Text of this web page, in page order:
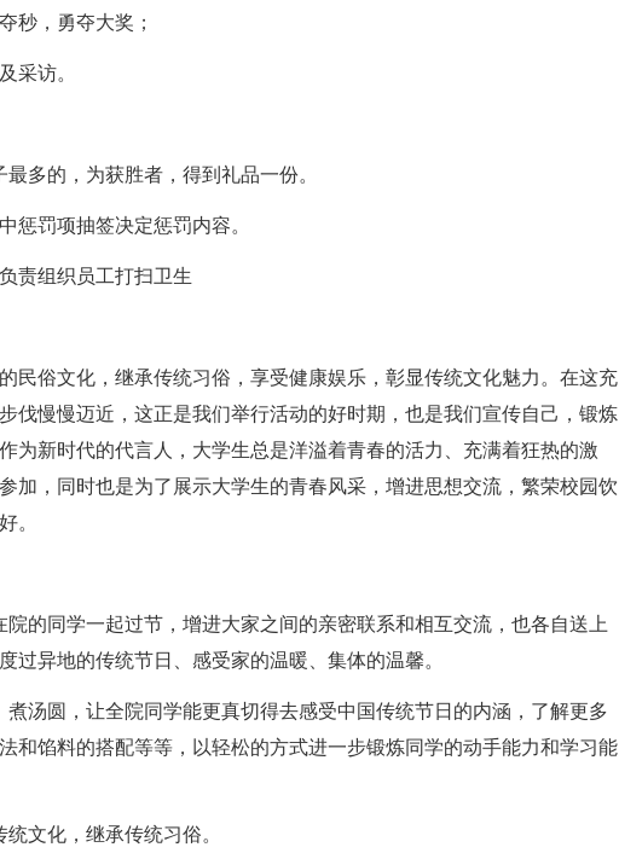
秒，勇夺大奖；
采访。
多的，为获胜者，得到礼品一份。
罚项抽签决定惩罚内容。
责组织员工打扫卫生
民俗文化，继承传统习俗，享受健康娱乐，彰显传统文化魅力。在这充
伐慢慢迈近，这正是我们举行活动的好时期，也是我们宣传自己，锻炼
为新时代的代言人，大学生总是洋溢着青春的活力、充满着狂热的激
加，同时也是为了展示大学生的青春风采，增进思想交流，繁荣校园饮
。
院的同学一起过节，增进大家之间的亲密联系和相互交流，也各自送上
过异地的传统节日、感受家的温暖、集体的温馨。
煮汤圆，让全院同学能更真切得去感受中国传统节日的内涵，了解更多
和馅料的搭配等等，以轻松的方式进一步锻炼同学的动手能力和学习能
文化，继承传统习俗。